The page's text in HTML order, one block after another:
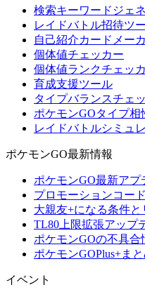
検索キーワードジェ
レイドバトル招待ツ
自己紹介カードメー
個体値チェッカー
個体値ランクチェッ
育成支援ツール
タイプバランスチェ
ポケモンGOタイプ相
レイドバトルシミュ
ポケモンGO最新情報
ポケモンGO最新アプ
プロモーションコード
大親友+になる条件
TL80上限拡張アップ
ポケモンGOの不具合
ポケモンGOPlus+ま
イベント